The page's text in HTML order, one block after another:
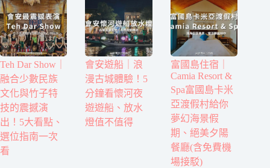
Teh Dar Show｜
融合少數民族
文化與竹子特
技的震撼演
出！5大看點、
選位指南一次
看
會安遊船｜浪
漫古城體驗！5
分鐘看懷河夜
遊遊船、放水
燈值不值得
富國島住宿｜
Camia Resort &
Spa富國島卡米
亞渡假村給你
夢幻海景假
期、絕美夕陽
餐廳(含免費機
場接駁)